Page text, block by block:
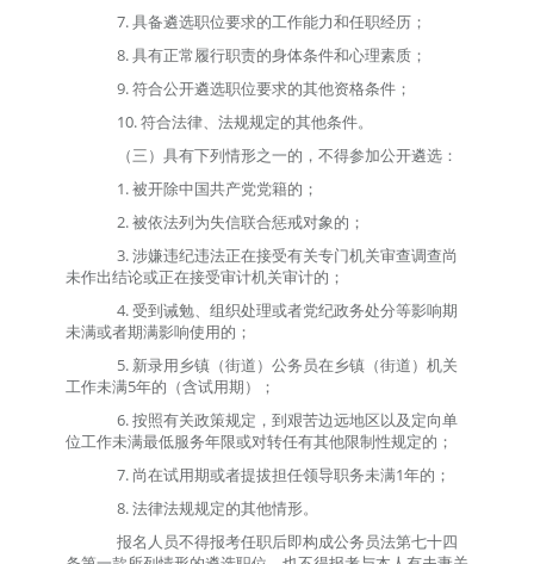
7.具备遴选职位要求的工作能力和任职经历；
8.具有正常履行职责的身体条件和心理素质；
9.符合公开遴选职位要求的其他资格条件；
10.符合法律、法规规定的其他条件。
（三）具有下列情形之一的，不得参加公开遴选：
1.被开除中国共产党党籍的；
2.被依法列为失信联合惩戒对象的；
3.涉嫌违纪违法正在接受有关专门机关审查调查尚
未作出结论或正在接受审计机关审计的；
4.受到诫勉、组织处理或者党纪政务处分等影响期
未满或者期满影响使用的；
5. 新录用乡镇（街道）公务员在乡镇（街道）机关
工作未满5年的（含试用期）；
6.按照有关政策规定，到艰苦边远地区以及定向单
位工作未满最低服务年限或对转任有其他限制性规定的；
7. 尚在试用期或者提拔担任领导职务未满1年的；
8.法律法规规定的其他情形。
报名人员不得报考任职后即构成公务员法第七十四